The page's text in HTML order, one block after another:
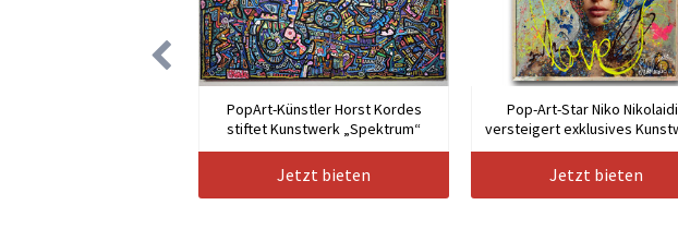
PopArt-Künstler Horst Kordes
stiftet Kunstwerk „Spektrum“
Jetzt bieten
Pop-Art-Star Niko
versteigert exklusives
Jetzt bieten